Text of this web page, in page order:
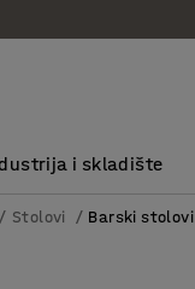
i skladište
Stolovi Barski stolovi